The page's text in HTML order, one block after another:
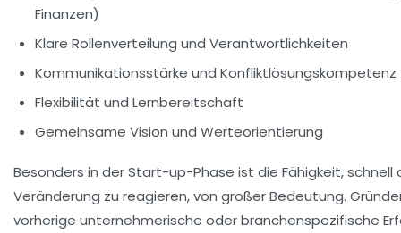
Finanzen)
Klare Rollenverteilung und Verantwortlichkeiten
Kommunikationsstärke und Konfliktlösungskompetenz
Flexibilität und Lernbereitschaft
Gemeinsame Vision und Werteorientierung
Besonders in der Start-up-Phase ist die Fähigkeit, schnell
Veränderung zu reagieren, von großer Bedeutung.
vorherige unternehmerische oder branchenspezifische